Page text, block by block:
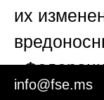
их
экспертов»
info@fse.ms